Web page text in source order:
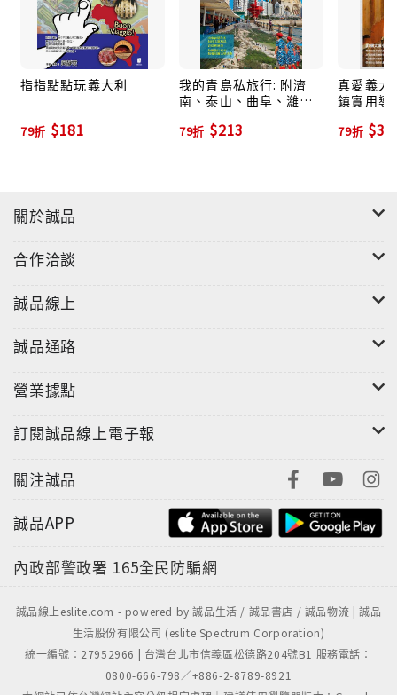
阻。
指指點點玩義大利
79折 $181
我的青島私旅行: 附濟
南、泰山、曲阜、濰
海
79折 $213
真愛義大
鎮實用導
79折
關於誠品
合作洽談
誠品線上
誠品通路
營業據點
訂閱誠品線上電子報
關注誠品
誠品APP
內政部警政署 165全民防騙網
誠品線上eslite.com - powered by 誠品生活 / 誠品書店 / 誠品物流 | 誠品
生活股份有限公司 (eslite Spectrum Corporation)
統一編號：27952966 | 台灣台北市信義區松德路204號B1 服務電話：
0800-666-798／+886-2-8789-8921